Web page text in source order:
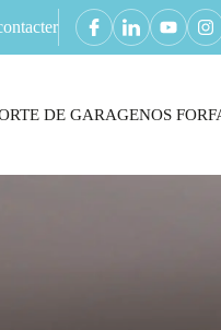
DE GARAGENOS